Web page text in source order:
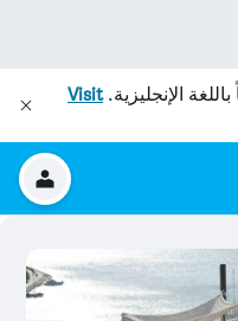
الإنجليزية.Visit